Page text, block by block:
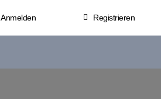
Anmelden Registrieren